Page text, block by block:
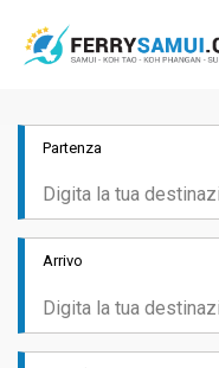
Partenza
Arrivo